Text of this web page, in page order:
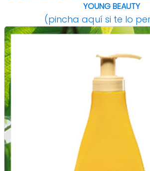
YOUNG BEAUTY
(pincha aquí si te lo